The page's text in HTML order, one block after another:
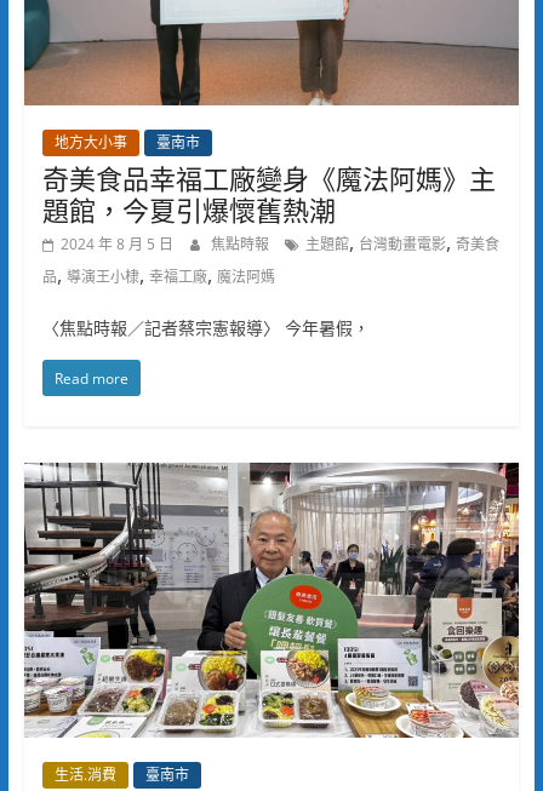
地方大小事 臺南市
奇美食品幸福工廠變身《魔法阿媽》主
題館，今夏引爆懷舊熱潮
2024 年 8 月 5 日 焦點時報 主題館, 台灣動畫電影, 奇美食
品, 導演王小棣, 幸福工廠, 魔法阿媽
〈焦點時報／記者蔡宗憲報導〉 今年暑假，
Read more
生活.消費 臺南市